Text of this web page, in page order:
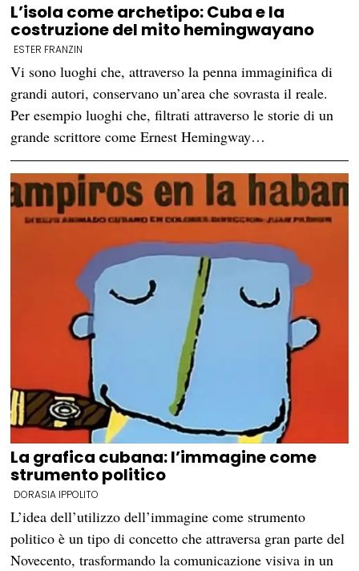
L’isola come archetipo: Cuba e la
costruzione del mito hemingwayano
ESTER FRANZIN
Vi sono luoghi che, attraverso la penna immaginifica di
grandi autori, conservano un’area che sovrasta il reale.
Per esempio luoghi che, filtrati attraverso le storie di un
grande scrittore come Ernest Hemingway…
La grafica cubana: l’immagine come
strumento politico
DORASIA IPPOLITO
L’idea dell’utilizzo dell’immagine come strumento
politico è un tipo di concetto che attraversa gran parte del
Novecento, trasformando la comunicazione visiva in un